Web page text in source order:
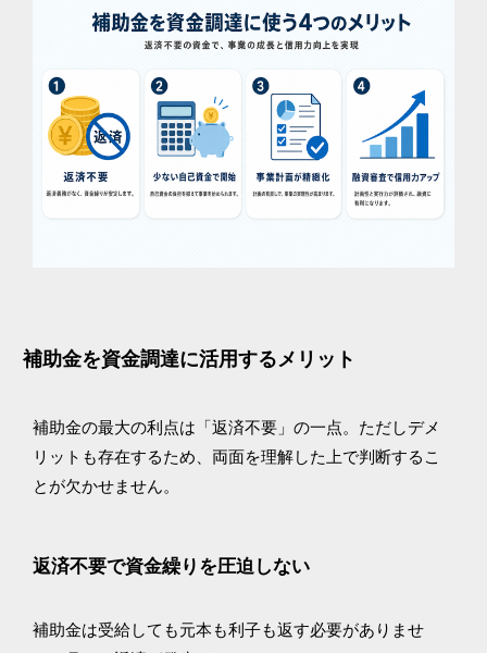
補助金を資金調達に活用するメリット
補助金の最大の利点は「返済不要」の一点。ただしデメ
リットも存在するため、両面を理解した上で判断するこ
とが欠かせません。
返済不要で資金繰りを圧迫しない
補助金は受給しても元本も利子も返す必要がありませ